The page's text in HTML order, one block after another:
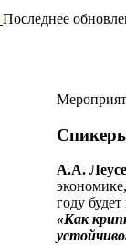
Последнее
А.А.
году
«Как